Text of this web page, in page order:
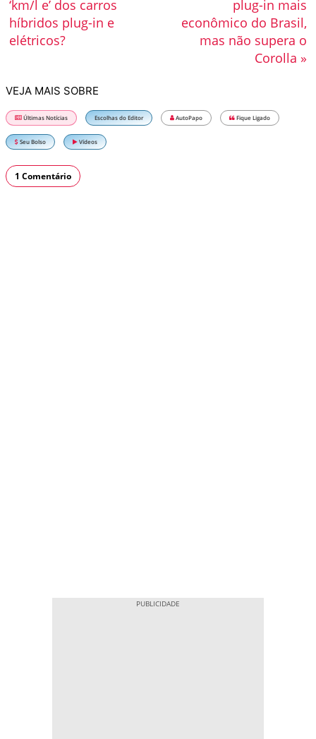
plug-in mais
econômico do Brasil,
mas não supera o
Corolla »
‘km/l e’ dos carros
híbridos plug-in e
elétricos?
VEJA MAIS SOBRE
Últimas Notícias Escolhas do Editor AutoPapo Fique Ligado
Seu Bolso Vídeos
1 Comentário